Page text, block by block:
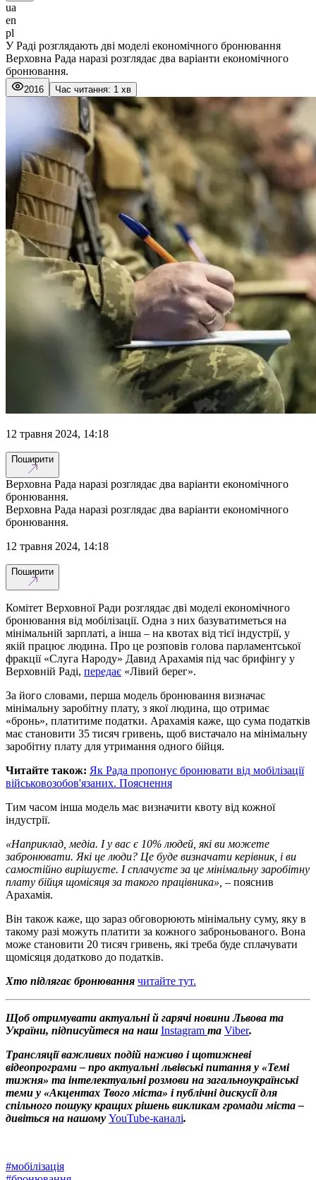
ua
en
pl
У Раді розглядають дві моделі економічного бронювання
Верховна Рада наразі розглядає два варіанти економічного
бронювання.
2016 Час читання: 1 хв
12 травня 2024, 14:18
Поширити
Верховна Рада наразі розглядає два варіанти економічного
бронювання.
Верховна Рада наразі розглядає два варіанти економічного
бронювання.
12 травня 2024, 14:18
Поширити
Комітет Верховної Ради розглядає дві моделі економічного
бронювання від мобілізації. Одна з них базуватиметься на
мінімальній зарплаті, а інша – на квотах від тієї індустрії, у
якій працює людина. Про це розповів голова парламентської
фракції «Слуга Народу» Давид Арахамія під час брифінгу у
Верховній Раді, передає «Лівий берег».
За його словами, перша модель бронювання визначає
мінімальну заробітну плату, з якої людина, що отримає
«бронь», платитиме податки. Арахамія каже, що сума податків
має становити 35 тисяч гривень, щоб вистачало на мінімальну
заробітну плату для утримання одного бійця.
Читайте також: Як Рада пропонує бронювати від мобілізації
військовозобов'язаних. Пояснення
Тим часом інша модель має визначити квоту від кожної
індустрії.
«Наприклад, медіа. І у вас є 10% людей, які ви можете
забронювати. Які це люди? Це буде визначати керівник, і ви
самостійно вирішуєте. І сплачуєте за це мінімальну заробітну
плату бійця щомісяця за такого працівника», – пояснив
Арахамія.
Він також каже, що зараз обговорюють мінімальну суму, яку в
такому разі можуть платити за кожного заброньованого. Вона
може становити 20 тисяч гривень, які треба буде сплачувати
щомісяця додатково до податків.
Хто підлягає бронювання читайте тут.
Щоб отримувати актуальні й гарячі новини Львова та
України, підписуйтеся на наш Instagram та Viber.
Трансляції важливих подій наживо і щотижневі
відеопрограми – про актуальні львівські питання у «Темі
тижня» та інтелектуальні розмови на загальноукраїнські
теми у «Акцентах Твого міста» і публічні дискусії для
спільного пошуку кращих рішень викликам громади міста –
дивіться на нашому YouTube-каналі.
#мобілізація